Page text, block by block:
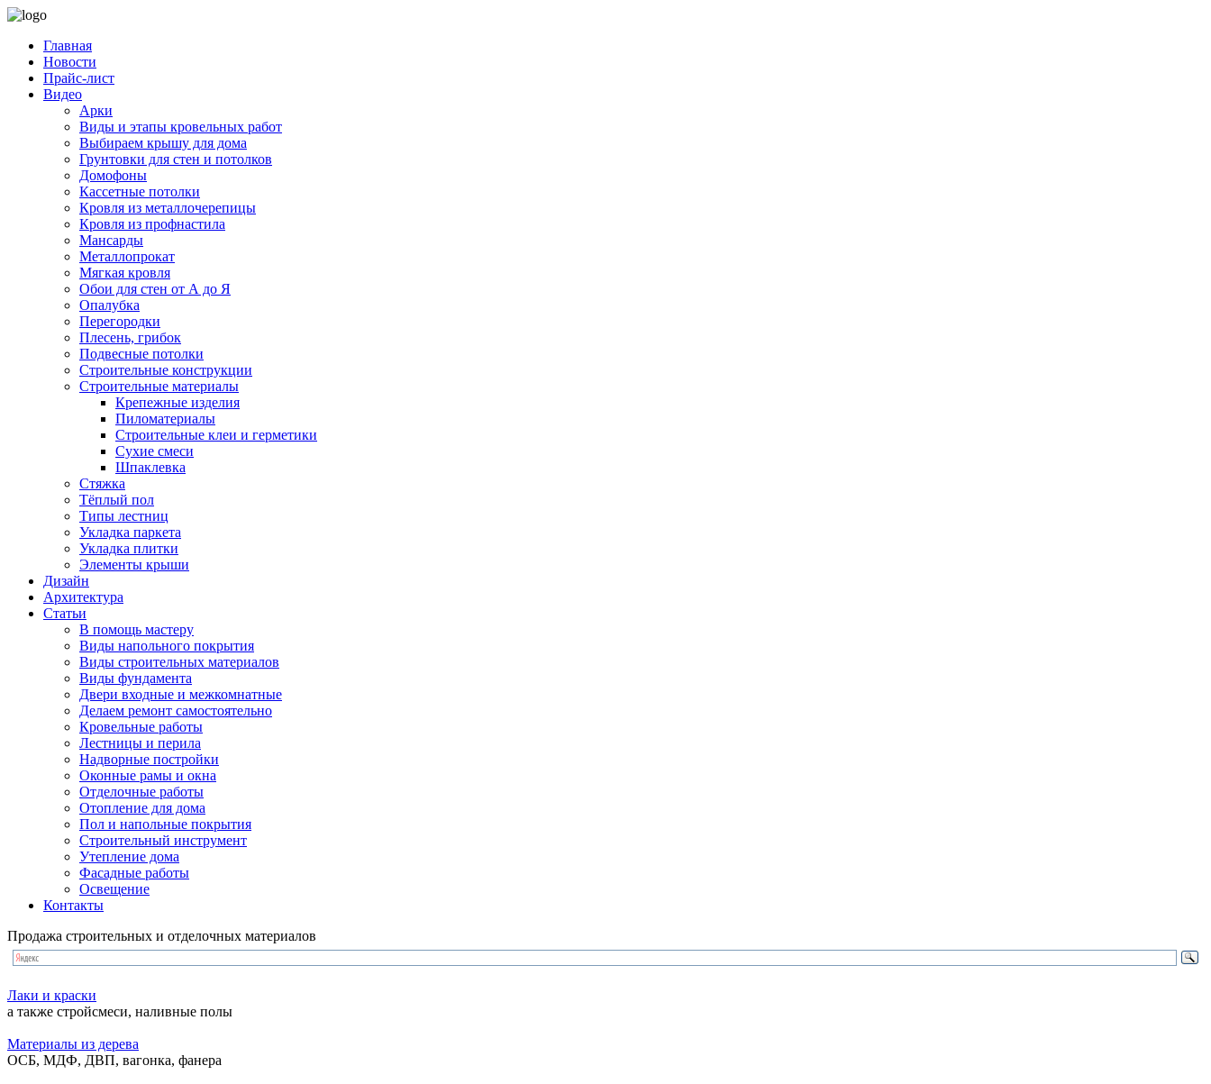
Главная
Новости
Прайс-лист
Видео
Арки
Виды и этапы кровельных работ
Выбираем крышу для дома
Грунтовки для стен и потолков
Домофоны
Кассетные потолки
Кровля из металлочерепицы
Кровля из профнастила
Мансарды
Металлопрокат
Мягкая кровля
Обои для стен от А до Я
Опалубка
Перегородки
Плесень, грибок
Подвесные потолки
Строительные конструкции
Строительные материалы
Крепежные изделия
Пиломатериалы
Строительные клеи и герметики
Сухие смеси
Шпаклевка
Стяжка
Тёплый пол
Типы лестниц
Укладка паркета
Укладка плитки
Элементы крыши
Дизайн
Архитектура
Статьи
В помощь мастеру
Виды напольного покрытия
Виды строительных материалов
Виды фундамента
Двери входные и межкомнатные
Делаем ремонт самостоятельно
Кровельные работы
Лестницы и перила
Надворные постройки
Оконные рамы и окна
Отделочные работы
Отопление для дома
Пол и напольные покрытия
Строительный инструмент
Утепление дома
Фасадные работы
Освещение
Контакты
Продажа строительных и отделочных материалов
Лаки и краски
а также стройсмеси, наливные полы
Материалы из дерева
ОСБ, МДФ, ДВП, вагонка, фанера